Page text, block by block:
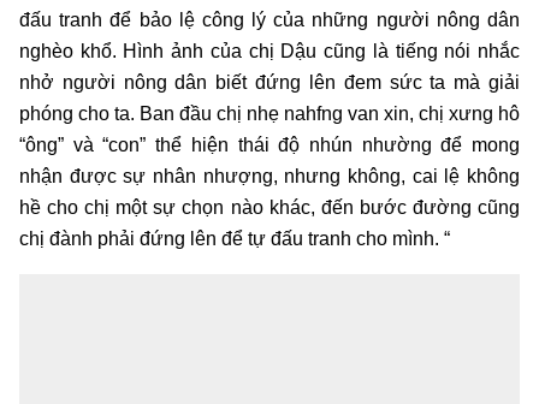
đấu tranh để bảo lệ công lý của những người nông dân
nghèo khổ. Hình ảnh của chị Dậu cũng là tiếng nói nhắc
nhở người nông dân biết đứng lên đem sức ta mà giải
phóng cho ta. Ban đầu chị nhẹ nahfng van xin, chị xưng hô
“ông” và “con” thể hiện thái độ nhún nhường để mong
nhận được sự nhân nhượng, nhưng không, cai lệ không
hề cho chị một sự chọn nào khác, đến bước đường cũng
chị đành phải đứng lên để tự đấu tranh cho mình. “